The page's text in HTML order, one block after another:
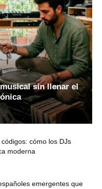
sin llenar el
cómo los DJs
moderna
emergentes que